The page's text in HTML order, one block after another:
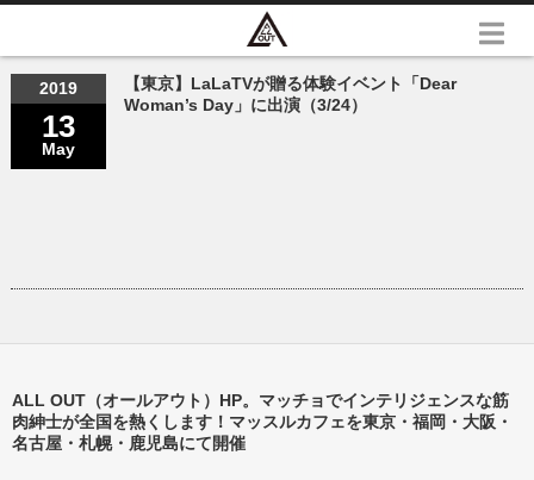
2019
13
May
【東京】LaLaTVが贈る体験イベント「Dear
Woman’s Day」に出演（3/24）
ALL OUT（オールアウト）HP。マッチョでインテリジェンスな筋
肉紳士が全国を熱くします！マッスルカフェを東京・福岡・大阪・
名古屋・札幌・鹿児島にて開催